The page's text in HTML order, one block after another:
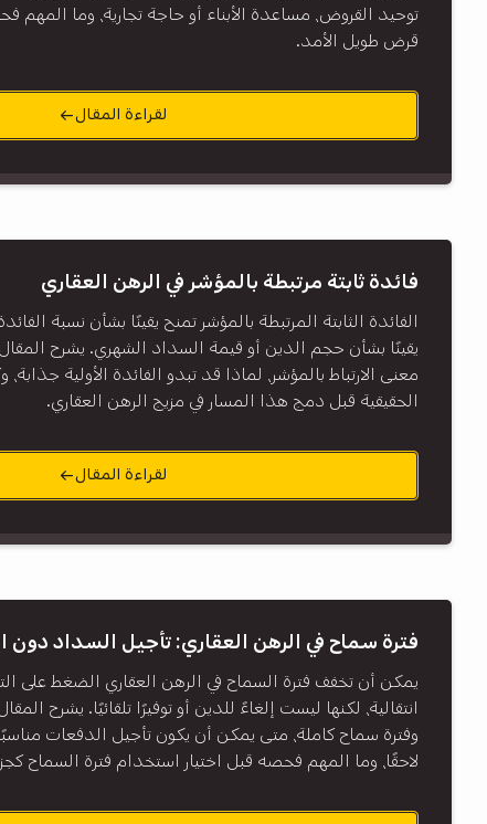
توحيد القروض، مساعدة الأبناء أو حاجة تجارية، وما المهم
قرض طويل الأمد.
لقراءة المقال
فائدة ثابتة مرتبطة بالمؤشر في الرهن العقاري
الفائدة الثابتة المرتبطة بالمؤشر تمنح يقينًا بشأن نسبة
يقينًا بشأن حجم الدين أو قيمة السداد الشهري. يشرح
معنى الارتباط بالمؤشر، لماذا قد تبدو الفائدة الأولية
الحقيقية قبل دمج هذا المسار في مزيج الرهن العقاري.
لقراءة المقال
فترة سماح في الرهن العقاري: تأجيل السداد دون
يمكن أن تخفف فترة السماح في الرهن العقاري الضغط على
انتقالية، لكنها ليست إلغاءً للدين أو توفيرًا تلقائيًا. يشرح
وفترة سماح كاملة، متى يمكن أن يكون تأجيل الدفعات
لاحقًا، وما المهم فحصه قبل اختيار استخدام فترة السماح